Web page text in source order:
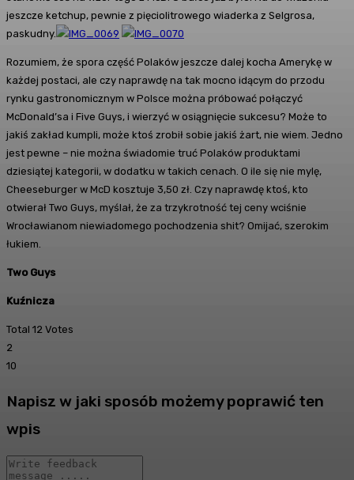
jeszcze ketchup, pewnie z pięciolitrowego wiaderka z Selgrosa,
paskudny.
Rozumiem, że spora część Polaków jeszcze dalej kocha Amerykę w
każdej postaci, ale czy naprawdę na tak mocno idącym do przodu
rynku gastronomicznym w Polsce można próbować połączyć
McDonald’sa i Five Guys, i wierzyć w osiągnięcie sukcesu? Może to
jakiś zakład kumpli, może ktoś zrobił sobie jakiś żart, nie wiem. Jedno
jest pewne – nie można świadomie truć Polaków produktami
dziesiątej kategorii, w dodatku w takich cenach. O ile się nie mylę,
Cheeseburger w McD kosztuje 3,50 zł. Czy naprawdę ktoś, kto
otwierał Two Guys, myślał, że za trzykrotność tej ceny wciśnie
Wrocławianom niewiadomego pochodzenia shit? Omijać, szerokim
łukiem.
Two Guys
Kuźnicza
Total 12 Votes
2
10
Napisz w jaki sposób możemy poprawić ten
wpis